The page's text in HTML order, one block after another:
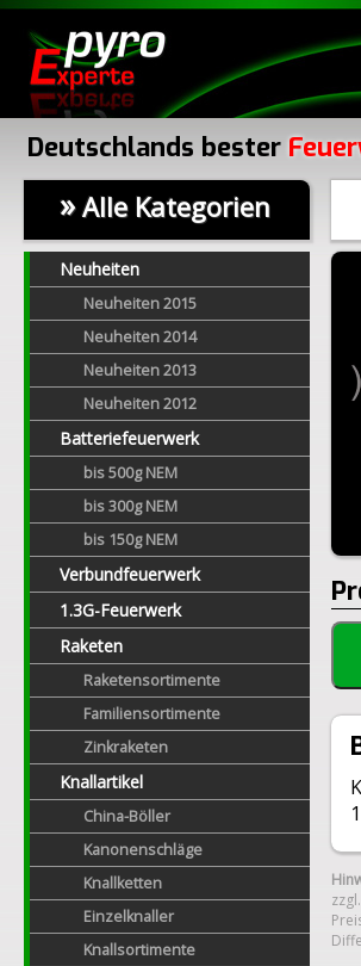
Deutschlands bester
»Alle Kategorien
Neuheiten
Neuheiten 2015
Neuheiten 2014
Neuheiten 2013
Neuheiten 2012
Batteriefeuerwerk
bis 500g NEM
bis 300g NEM
bis 150g NEM
Verbundfeuerwerk
1.3G-Feuerwerk
Raketen
Raketensortimente
Familiensortimente
Zinkraketen
Knallartikel
China-Böller
Kanonenschläge
Knallketten
Einzelknaller
Knallsortimente